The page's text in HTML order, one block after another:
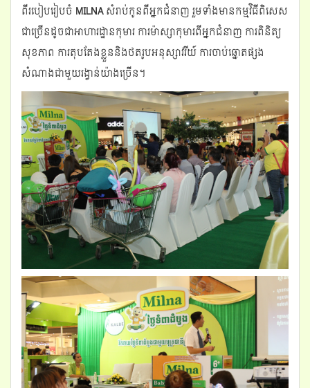
ពីរបៀបរៀបចំ MILNAសំរាប់កូនពីអ្នកជំនាញ រួមទាំងមានកម្មវិធីពិសេស
ជាច្រើនដូចជាអាហារដ្ឋានកុមារ ការម៉ាស្សាកុមារពីអ្នកជំនាញ ការពិនិត្យ
សុខភាព ការតុបតែងខ្លួននិងថតរូបអនុស្សាវរីយ៍ ការចាប់ឆ្នោតផ្សង
សំណាង​ជាមួយរង្វាន់យ៉ាងច្រើន។